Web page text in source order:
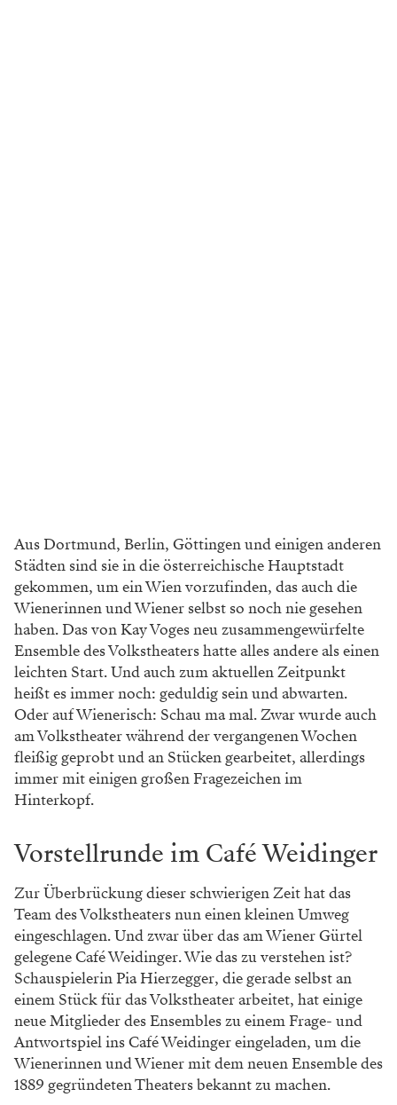
Aus Dortmund, Berlin, Göttingen und einigen anderen
Städten sind sie in die österreichische Hauptstadt
gekommen, um ein Wien vorzufinden, das auch die
Wienerinnen und Wiener selbst so noch nie gesehen
haben. Das von Kay Voges neu zusammengewürfelte
Ensemble des Volkstheaters hatte alles andere als einen
leichten Start. Und auch zum aktuellen Zeitpunkt
heißt es immer noch: geduldig sein und abwarten.
Oder auf Wienerisch: Schau ma mal. Zwar wurde auch
am Volkstheater während der vergangenen Wochen
fleißig geprobt und an Stücken gearbeitet, allerdings
immer mit einigen großen Fragezeichen im
Hinterkopf.
Vorstellrunde im Café Weidinger
Zur Überbrückung dieser schwierigen Zeit hat das
Team des Volkstheaters nun einen kleinen Umweg
eingeschlagen. Und zwar über das am Wiener Gürtel
gelegene Café Weidinger. Wie das zu verstehen ist?
Schauspielerin Pia Hierzegger, die gerade selbst an
einem Stück für das Volkstheater arbeitet, hat einige
neue Mitglieder des Ensembles zu einem Frage- und
Antwortspiel ins Café Weidinger eingeladen, um die
Wienerinnen und Wiener mit dem neuen Ensemble des
1889 gegründeten Theaters bekannt zu machen.